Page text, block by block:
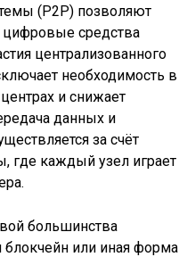
(P2P) позволяют
цифровые средства
централизованного
необходимость в
и снижает
данных и
за счёт
где каждый узел играет
большинства
блокчейн или иная форма